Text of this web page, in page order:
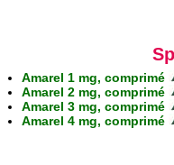
Amarel 1 mg, comprimé
Amarel 2 mg, comprimé
Amarel 3 mg, comprimé
Amarel 4 mg, comprimé